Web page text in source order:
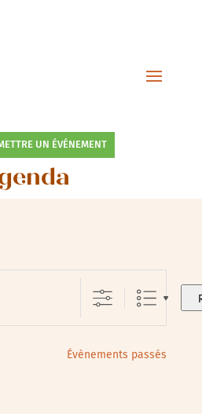
UN ÉVÉNEMENT
Évènements passés